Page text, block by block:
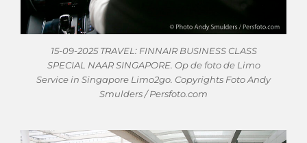
15-09-2025 TRAVEL: FINNAIR BUSINESS CLASS
SPECIAL NAAR SINGAPORE. Op de foto de Limo
Service in Singapore Limo2go. Copyrights Foto Andy
Smulders / Persfoto.com